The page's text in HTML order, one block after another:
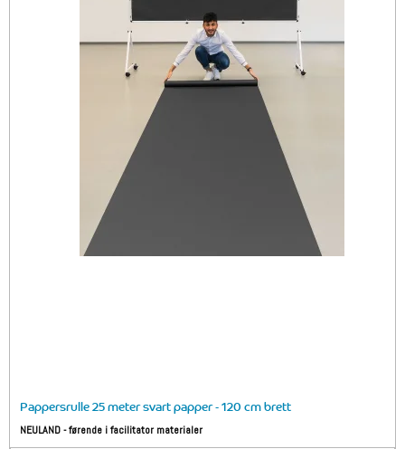
Pappersrulle 25 meter svart papper - 120 cm brett
NEULAND - førende i facilitator materialer